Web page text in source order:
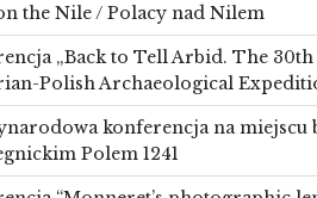
the Nile / Polacy nad Nilem
„Back to Tell Arbid. The
Polish Archaeological
konferencja na miejscu
Polem 1241